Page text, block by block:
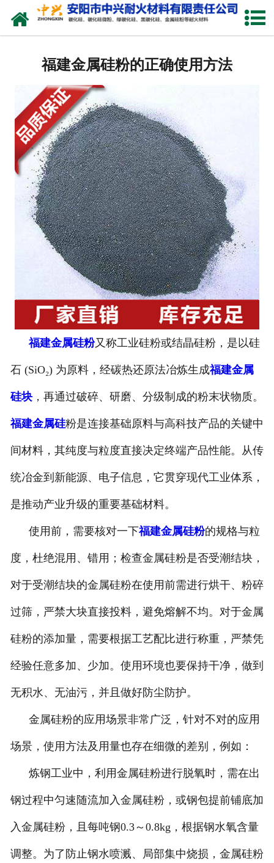
网站首页
厂容厂貌
联系我们
福建金属硅粉的正确使用方法
福建金属硅粉又称工业硅粉或结晶硅粉，是以硅
石 (SiO₂) 为原料，经碳热还原法冶炼生成福建金属
硅块，再通过破碎、研磨、分级制成的粉末状物质。
福建金属硅粉是连接基础原料与高科技产品的关键中
间材料，其纯度与粒度直接决定终端产品性能。从传
统冶金到新能源、电子信息，它贯穿现代工业体系，
是推动产业升级的重要基础材料。
使用前，需要核对一下福建金属硅粉的规格与粒
度，杜绝混用、错用；检查金属硅粉是否受潮结块，
对于受潮结块的金属硅粉在使用前需进行烘干、粉碎
过筛，严禁大块直接投料，避免熔解不均。对于金属
硅粉的添加量，需要根据工艺配比进行称重，严禁凭
经验任意多加、少加。使用环境也要保持干净，做到
无积水、无油污，并且做好防尘防护。
金属硅粉的应用场景非常广泛，针对不对的应用
场景，使用方法及用量也存在细微的差别，例如：
炼钢工业中，利用金属硅粉进行脱氧时，需在出
钢过程中匀速随流加入金属硅粉，或钢包提前铺底加
入金属硅粉，且每吨钢0.3～0.8kg，根据钢水氧含量
调整。为了防止钢水喷溅、局部集中烧损，金属硅粉